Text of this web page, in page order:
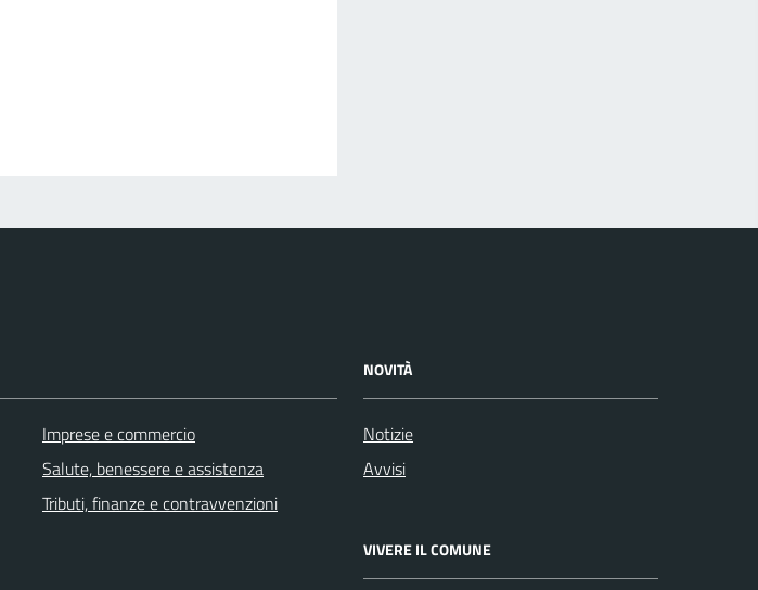
Imprese e commercio
Salute, benessere e assistenza
Tributi, finanze e contravvenzioni
NOVITÀ
Notizie
Avvisi
VIVERE IL COMUNE